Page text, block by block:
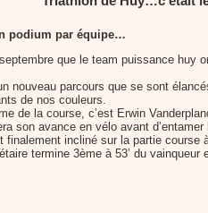
podium par équipe…
que le team puissance huy
nouveau parcours que se sont
de nos couleurs.
de la course, c’est Erwin
son avance en vélo avant
finalement incliné sur la partie
termine 3ème à 53’ du vainqueur